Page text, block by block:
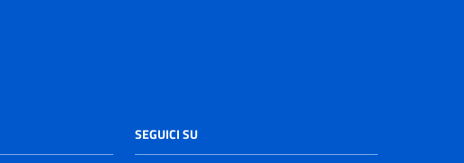
SEGUICI SU